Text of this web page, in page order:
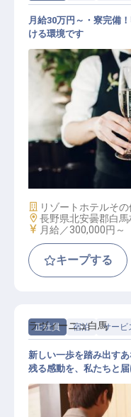
月給30万円～・寮完備
ける環境です
施設業態
リゾートホテルそ
勤務地
長野県北安曇郡白
給与
月給／300,000円～
キープする
正社員 宿泊 サービ
ラヴィーニュ白馬
新しい一歩を踏み出す
残る感動を、私たちと届